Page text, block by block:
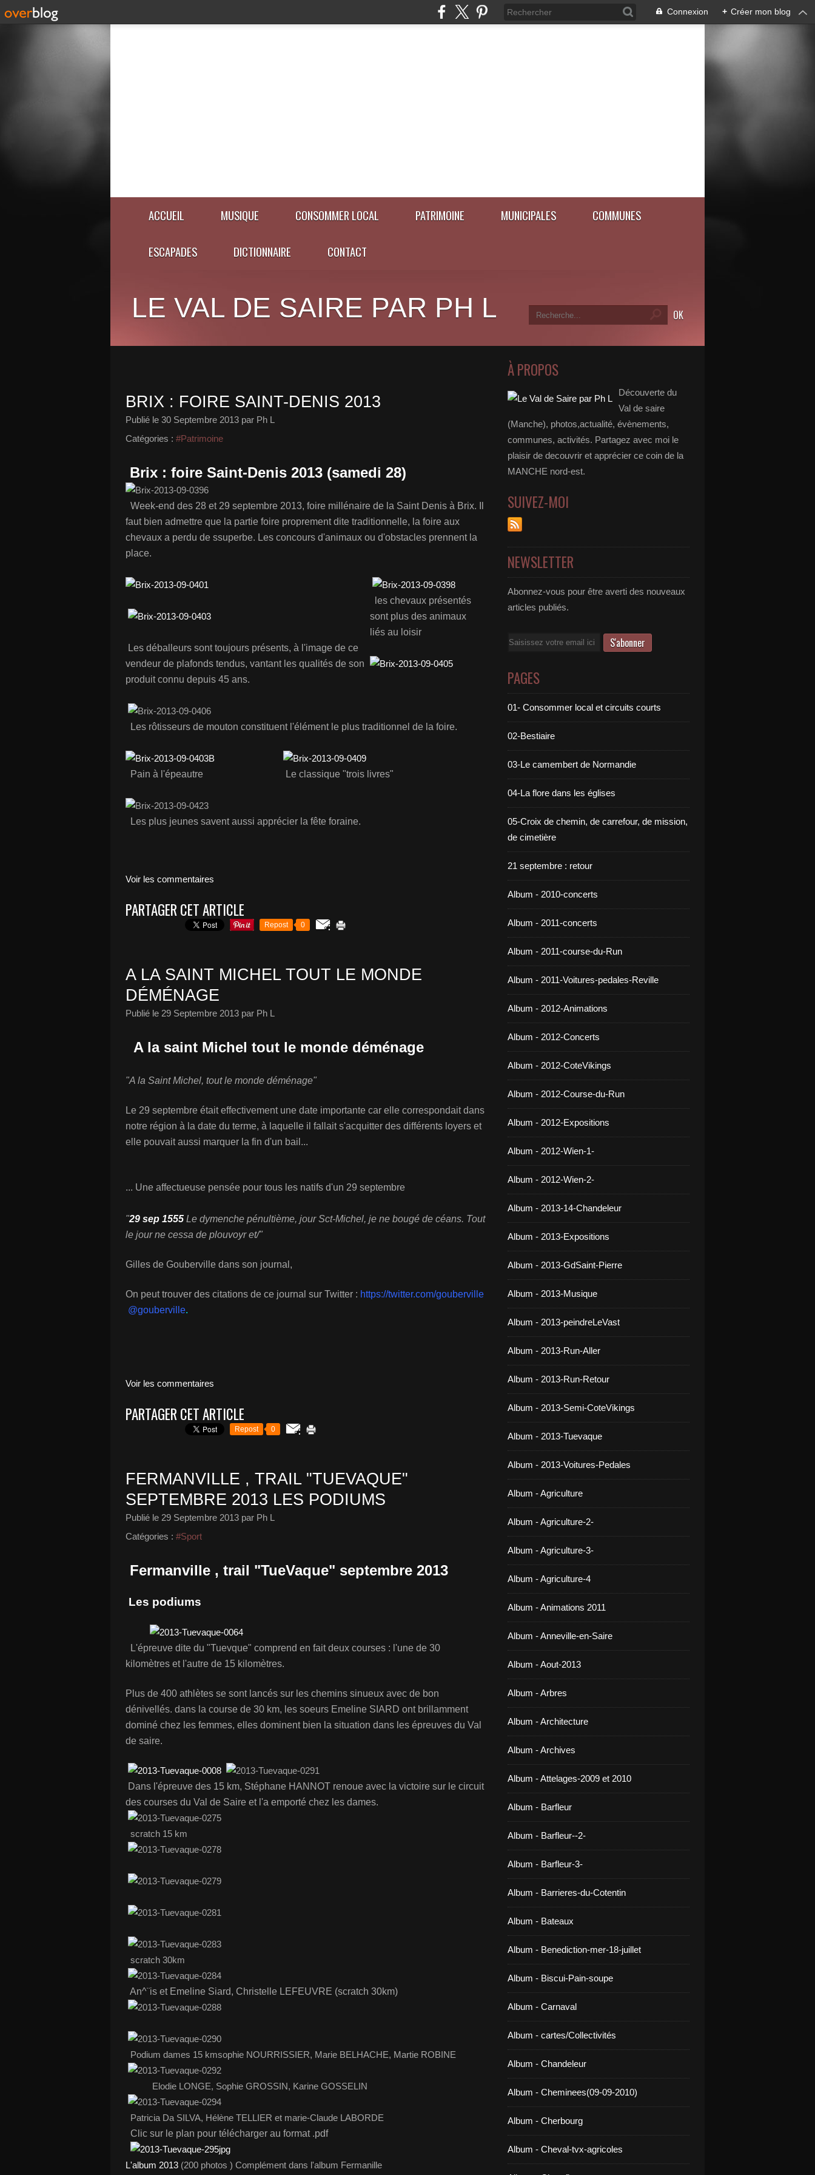
Connexion + Créer mon blog
ACCUEIL MUSIQUE CONSOMMER LOCAL PATRIMOINE MUNICIPALES COMMUNES
ESCAPADES DICTIONNAIRE CONTACT
LE VAL DE SAIRE PAR PH L
BRIX : FOIRE SAINT-DENIS 2013
Publié le 30 Septembre 2013 par Ph L
Catégories : #Patrimoine
Brix : foire Saint-Denis 2013 (samedi 28)
Week-end des 28 et 29 septembre 2013, foire millénaire de la Saint Denis à Brix. Il
faut bien admettre que la partie foire proprement dite traditionnelle, la foire aux
chevaux a perdu de ssuperbe. Les concours d'animaux ou d'obstacles prennent la
place.
les chevaux présentés
sont plus des animaux
liés au loisir
Les déballeurs sont toujours présents, à l'image de ce
vendeur de plafonds tendus, vantant les qualités de son
produit connu depuis 45 ans.
Les rôtisseurs de mouton constituent l'élément le plus traditionnel de la foire.
Pain à l'épeautre Le classique "trois livres"
Les plus jeunes savent aussi apprécier la fête foraine.
Voir les commentaires
PARTAGER CET ARTICLE
Repost 0
A LA SAINT MICHEL TOUT LE MONDE
DÉMÉNAGE
Publié le 29 Septembre 2013 par Ph L
A la saint Michel tout le monde déménage
"A la Saint Michel, tout le monde déménage"
Le 29 septembre était effectivement une date importante car elle correspondait dans
notre région à la date du terme, à laquelle il fallait s'acquitter des différents loyers et
elle pouvait aussi marquer la fin d'un bail...
... Une affectueuse pensée pour tous les natifs d'un 29 septembre
"29 sep 1555 Le dymenche pénultième, jour Sct-Michel, je ne bougé de céans. Tout
le jour ne cessa de plouvoyr et/"
Gilles de Gouberville dans son journal,
On peut trouver des citations de ce journal sur Twitter : https://twitter.com/gouberville
@gouberville.
Voir les commentaires
PARTAGER CET ARTICLE
Repost 0
FERMANVILLE , TRAIL "TUEVAQUE"
SEPTEMBRE 2013 LES PODIUMS
Publié le 29 Septembre 2013 par Ph L
Catégories : #Sport
Fermanville , trail "TueVaque" septembre 2013
Les podiums
L'épreuve dite du "Tuevque" comprend en fait deux courses : l'une de 30
kilomètres et l'autre de 15 kilomètres.
Plus de 400 athlètes se sont lancés sur les chemins sinueux avec de bon
dénivellés. dans la course de 30 km, les soeurs Emeline SIARD ont brillamment
dominé chez les femmes, elles dominent bien la situation dans les épreuves du Val
de saire.
Dans l'épreuve des 15 km, Stéphane HANNOT renoue avec la victoire sur le circuit
des courses du Val de Saire et l'a emporté chez les dames.
scratch 15 km
scratch 30km
An^¨is et Emeline Siard, Christelle LEFEUVRE (scratch 30km)
Podium dames 15 kmsophie NOURRISSIER, Marie BELHACHE, Martie ROBINE
Elodie LONGE, Sophie GROSSIN, Karine GOSSELIN
Patricia Da SILVA, Hélène TELLIER et marie-Claude LABORDE
Clic sur le plan pour télécharger au format .pdf
L'album 2013 (200 photos ) Complément dans l'album Fermanille
À PROPOS
Découverte du
Val de saire
(Manche), photos,actualité, évènements,
communes, activités. Partagez avec moi le
plaisir de decouvrir et apprécier ce coin de la
MANCHE nord-est.
SUIVEZ-MOI
NEWSLETTER
Abonnez-vous pour être averti des nouveaux
articles publiés.
Email
PAGES
01- Consommer local et circuits courts
02-Bestiaire
03-Le camembert de Normandie
04-La flore dans les églises
05-Croix de chemin, de carrefour, de mission,
de cimetière
21 septembre : retour
Album - 2010-concerts
Album - 2011-concerts
Album - 2011-course-du-Run
Album - 2011-Voitures-pedales-Reville
Album - 2012-Animations
Album - 2012-Concerts
Album - 2012-CoteVikings
Album - 2012-Course-du-Run
Album - 2012-Expositions
Album - 2012-Wien-1-
Album - 2012-Wien-2-
Album - 2013-14-Chandeleur
Album - 2013-Expositions
Album - 2013-GdSaint-Pierre
Album - 2013-Musique
Album - 2013-peindreLeVast
Album - 2013-Run-Aller
Album - 2013-Run-Retour
Album - 2013-Semi-CoteVikings
Album - 2013-Tuevaque
Album - 2013-Voitures-Pedales
Album - Agriculture
Album - Agriculture-2-
Album - Agriculture-3-
Album - Agriculture-4
Album - Animations 2011
Album - Anneville-en-Saire
Album - Aout-2013
Album - Arbres
Album - Architecture
Album - Archives
Album - Attelages-2009 et 2010
Album - Barfleur
Album - Barfleur--2-
Album - Barfleur-3-
Album - Barrieres-du-Cotentin
Album - Bateaux
Album - Benediction-mer-18-juillet
Album - Biscui-Pain-soupe
Album - Carnaval
Album - cartes/Collectivités
Album - Chandeleur
Album - Cheminees(09-09-2010)
Album - Cherbourg
Album - Cheval-tvx-agricoles